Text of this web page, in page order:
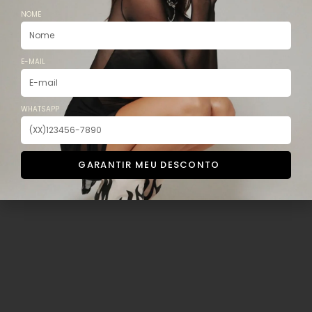
CASACOS
CONJUTINHOS
MOLETOM
SAIA
TRICOT
VESTIDOS
FILTRO
NOME
E-MAIL
WHATSAPP
GARANTIR MEU DESCONTO